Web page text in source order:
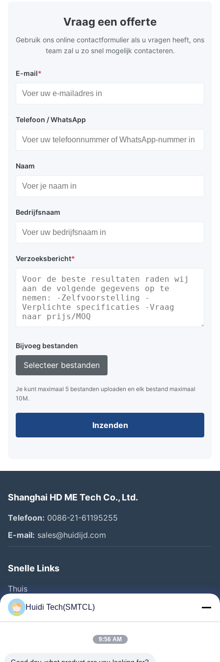
layout, it integrates turning, drilling and
boring for multi-process machining. Ideal
Vraag een offerte
Gebruik ons online contactformulier als u vragen heeft, ons
team zal u zo snel mogelijk contacteren.
E-mail*
Telefoon / WhatsApp
Naam
Bedrijfsnaam
Verzoeksbericht*
Bijvoeg bestanden
Selecteer bestanden
Je kunt maximaal 5 bestanden uploaden en elk bestand maximaal
10M.
Inzenden
Shanghai HD ME Tech Co., Ltd.
Telefoon: 0086-21-61195255
E-mail: sales@huidijd.com
Snelle Links
Thuis
Producten
Videos
Fabrieksreis
Huidi Tech(SMTCL)
9:56 AM